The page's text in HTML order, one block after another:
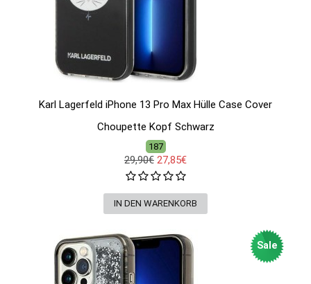
Karl Lagerfeld iPhone 13 Pro Max Hülle Case Cover
Choupette Kopf Schwarz
187
29,90€ 27,85€
Sale